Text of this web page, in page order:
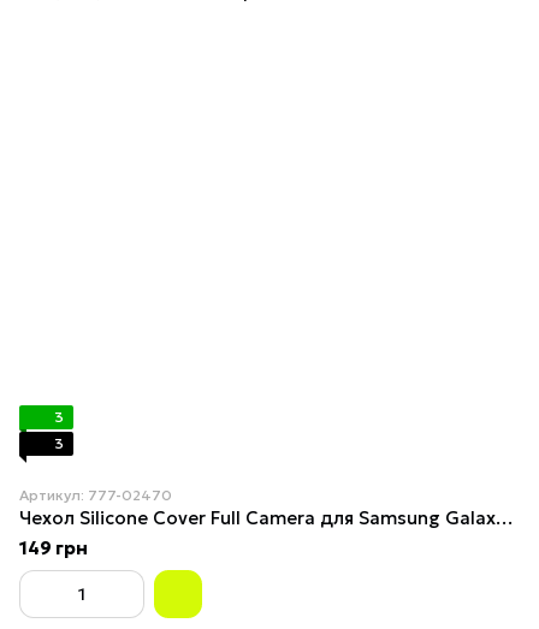
3
3
Артикул: 777-02470
Чехол Silicone Cover Full Camera для Samsung Galaxy S23 (S911) Red
149 грн